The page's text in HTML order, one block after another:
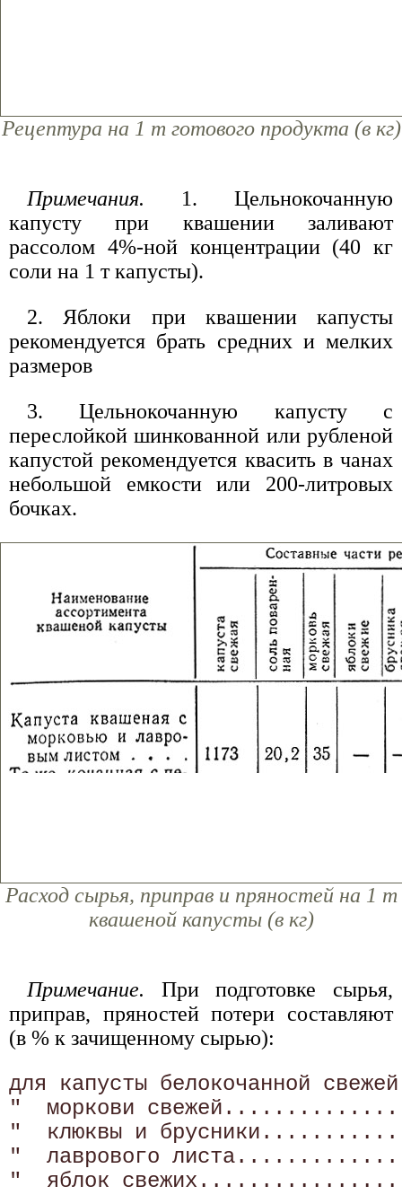
Рецептура на 1 т готового продукта (в кг)
Примечания. 1. Цельнокочанную
капусту при квашении заливают
рассолом 4%-ной концентрации (40 кг
соли на 1 т капусты).
2. Яблоки при квашении капусты
рекомендуется брать средних и мелких
размеров
3. Цельнокочанную капусту с
переслойкой шинкованной или рубленой
капустой рекомендуется квасить в чанах
небольшой емкости или 200-литровых
бочках.
Расход сырья, приправ и пряностей на 1 т
квашеной капусты (в кг)
Примечание. При подготовке сырья,
приправ, пряностей потери составляют
(в % к зачищенному сырью):
для капусты белокочанной
"  моркови
"  клюквы и
"  лаврового
"  яблок